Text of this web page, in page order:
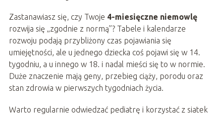
Zastanawiasz się, czy Twoje 4-miesięczne niemowlę
rozwija się „zgodnie z normą”? Tabele i kalendarze
rozwoju podają przybliżony czas pojawiania się
umiejętności, ale u jednego dziecka coś pojawi się w 14.
tygodniu, a u innego w 18. i nadal mieści się to w normie.
Duże znaczenie mają geny, przebieg ciąży, porodu oraz
stan zdrowia w pierwszych tygodniach życia.
Warto regularnie odwiedzać pediatrę i korzystać z siatek